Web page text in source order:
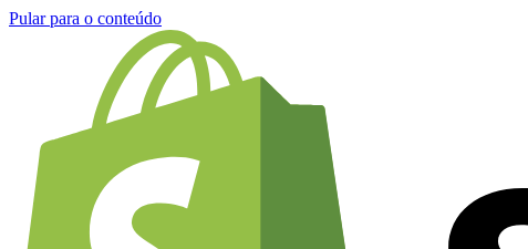
Pular para o conteúdo